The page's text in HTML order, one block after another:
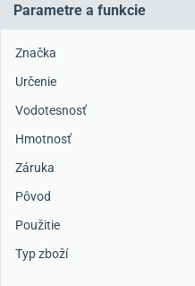
Parametre a funkcie
Značka
Určenie
Vodotesnosť
Hmotnosť
Záruka
Pôvod
Použitie
Typ zboží